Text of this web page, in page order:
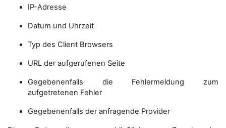
IP-Adresse
Datum und Uhrzeit
Typ des Client Browsers
URL der aufgerufenen Seite
Gegebenenfalls die Fehlermeldung zum
aufgetretenen Fehler
Gegebenenfalls der anfragende Provider